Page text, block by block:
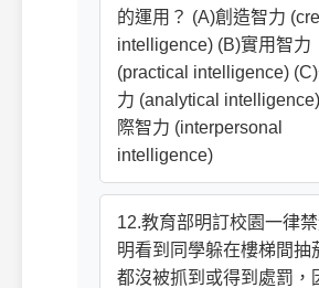
的運用？ (A)創造智力
intelligence) (B)實用智力
(practical intelligence)
力 (analytical
際智力 (interpersonal
intelligence)
12.教育部明訂校園一律
明看到同學躲在樓梯間抽
都沒被抓到或得到處罰，